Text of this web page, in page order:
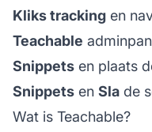
Kliks tracking en
Teachable
Snippets en plaats
Snippets en Sla de
Wat is Teachable?